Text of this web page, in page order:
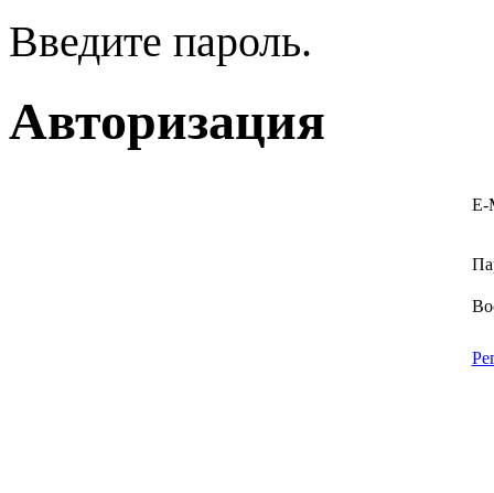
Введите пароль.
Авторизация
E-